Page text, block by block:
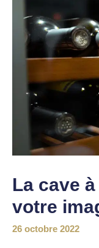
La cave
votre
26 octobre 2022